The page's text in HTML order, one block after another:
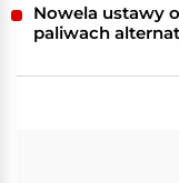
Nowela ustawy
paliwach